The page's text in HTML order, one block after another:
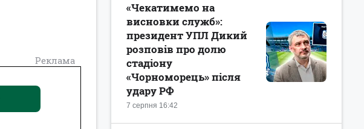
Реклама
7 серпня 16:42
«Чекатимемо на
висновки служб»:
президент УПЛ Дикий
розповів про долю
стадіону
«Чорноморець» після
удару РФ